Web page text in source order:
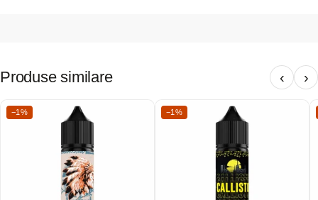
Produse similare ‹ ›
−1% −1%